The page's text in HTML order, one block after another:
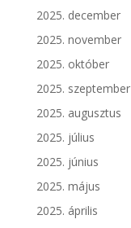
2025. december
2025. november
2025. október
2025. szeptember
2025. augusztus
2025. július
2025. június
2025. május
2025. április